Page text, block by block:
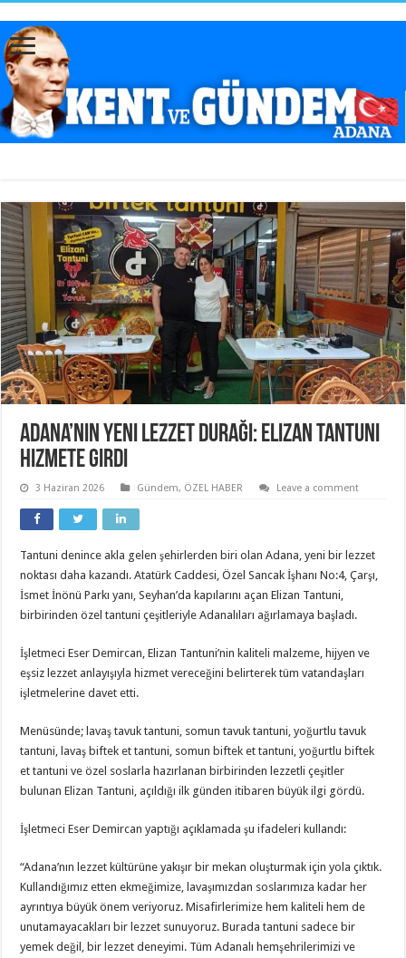
Adana’nın Yeni Lezzet Durağı: Elizan Tantuni
Hizmete Girdi
3 Haziran 2026 Gündem, ÖZEL HABER Leave a comment
Tantuni denince akla gelen şehirlerden biri olan Adana, yeni bir lezzet
noktası daha kazandı. Atatürk Caddesi, Özel Sancak İşhanı No:4, Çarşı,
İsmet İnönü Parkı yanı, Seyhan’da kapılarını açan Elizan Tantuni,
birbirinden özel tantuni çeşitleriyle Adanalıları ağırlamaya başladı.
İşletmeci Eser Demircan, Elizan Tantuni’nin kaliteli malzeme, hijyen ve
eşsiz lezzet anlayışıyla hizmet vereceğini belirterek tüm vatandaşları
işletmelerine davet etti.
Menüsünde; lavaş tavuk tantuni, somun tavuk tantuni, yoğurtlu tavuk
tantuni, lavaş biftek et tantuni, somun biftek et tantuni, yoğurtlu biftek
et tantuni ve özel soslarla hazırlanan birbirinden lezzetli çeşitler
bulunan Elizan Tantuni, açıldığı ilk günden itibaren büyük ilgi gördü.
İşletmeci Eser Demircan yaptığı açıklamada şu ifadeleri kullandı:
“Adana’nın lezzet kültürüne yakışır bir mekan oluşturmak için yola çıktık.
Kullandığımız etten ekmeğimize, lavaşımızdan soslarımıza kadar her
ayrıntıya büyük önem veriyoruz. Misafirlerimize hem kaliteli hem de
unutamayacakları bir lezzet sunuyoruz. Burada tantuni sadece bir
yemek değil, bir lezzet deneyimi. Tüm Adanalı hemşehrilerimizi ve